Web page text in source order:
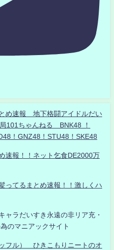
め速報 地下格闘アイドルだい
101ちゃんねる BNK48 ！
！GNZ48！STU48！SKE48
速報！！ネット乞食DE2000万
ってるまとめ速報！！激しくハ
ャラだいすき永遠の非リア充・
のマニアックサイト
フル） ひきこもりニートのオ